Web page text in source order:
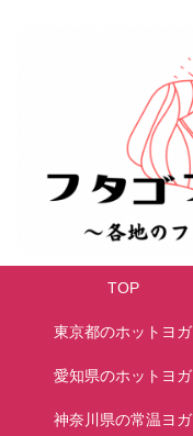
TOP
東京都のホットヨガ
愛知県のホットヨガ
神奈川県の常温ヨガ